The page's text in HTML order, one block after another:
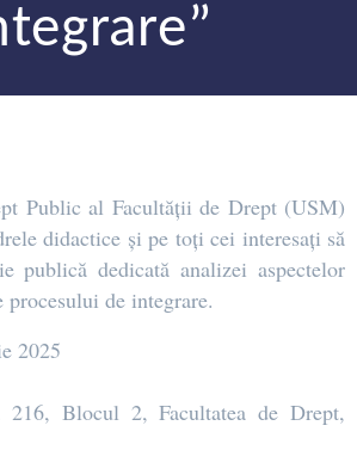
Public al Facultății de Drept (USM)
didactice și pe toți cei interesați să
publică dedicată analizei aspectelor
de integrare.
2025
216, Blocul 2, Facultatea de Drept,